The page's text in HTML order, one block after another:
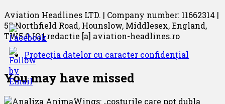
Aviation Headlines LTD. | Company number: 11662314 |
55 Northfield Road, Hounslow, Middlesex, England,
TW5 9JQ | redactie [a] aviation-headlines.ro
Protecția datelor cu caracter confidențial
You may have missed